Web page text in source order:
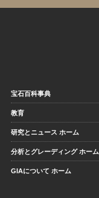
宝石百科事典
教育
研究とニュース ホーム
分析とグレーディング ホーム
GIAについて ホーム